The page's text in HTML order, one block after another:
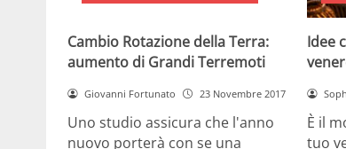
Cambio Rotazione della Terra:
aumento di Grandi Terremoti
Giovanni Fortunato 23 Novembre 2017
Uno studio assicura che l'anno
nuovo porterà con se una
Idee
È il
tuo